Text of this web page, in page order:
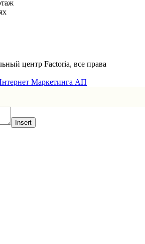
центр Factoria, все права
Insert